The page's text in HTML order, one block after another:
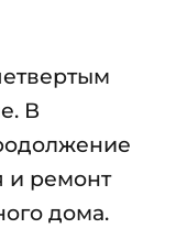
В
и ремонт
дома.